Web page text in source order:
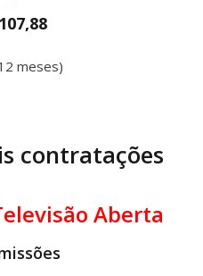
meses)
contratações
Aberta